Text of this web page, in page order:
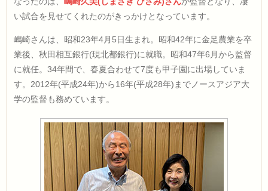
い試合を見せてくれたのがきっかけとなっています。
嶋崎さんは、昭和23年4月5日生まれ。昭和42年に金足農業を卒
業後、秋田相互銀行(現北都銀行)に就職。昭和47年6月から監督
に就任。34年間で、春夏合わせて7度も甲子園に出場していま
す。2012年(平成24年)から16年(平成28年)までノースアジア大
学の監督も務めています。